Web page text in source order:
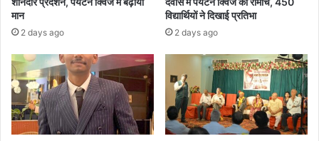
मान
2 days ago
विद्यार्थियों ने दिखाई प्रतिभा
2 days ago